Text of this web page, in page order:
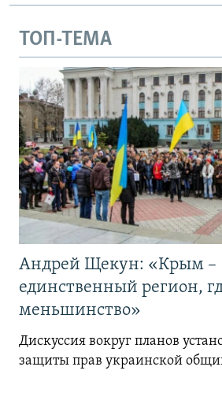
ТОП-ТЕМА
Андрей Щекун: «Крым –
единственный регион,
меньшинство»
Дискуссия вокруг планов
защиты прав украинской